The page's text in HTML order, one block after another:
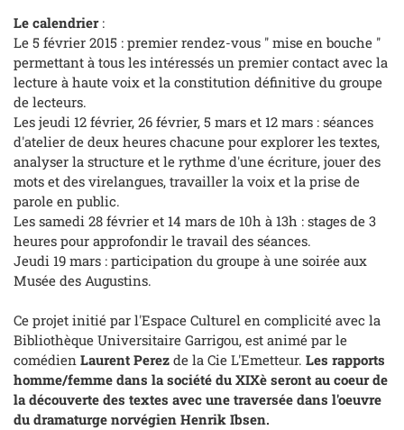
Le calendrier:
Le 5 février 2015 : premier rendez-vous '' mise en bouche ''
permettant à tous les intéressés un premier contact avec la
lecture à haute voix et la constitution définitive du groupe
de lecteurs.
Les jeudi 12 février, 26 février, 5 mars et 12 mars : séances
d'atelier de deux heures chacune pour explorer les textes,
analyser la structure et le rythme d'une écriture, jouer des
mots et des virelangues, travailler la voix et la prise de
parole en public.
Les samedi 28 février et 14 mars de 10h à 13h : stages de 3
heures pour approfondir le travail des séances.
Jeudi 19 mars : participation du groupe à une soirée aux
Musée des Augustins.
Ce projet initié par l'Espace Culturel en complicité avec la
Bibliothèque Universitaire Garrigou, est animé par le
comédien Laurent Perez de la Cie L'Emetteur. Les rapports
homme/femme dans la société du XIXè seront au coeur de
la découverte des textes avec une traversée dans l'oeuvre
du dramaturge norvégien Henrik Ibsen.